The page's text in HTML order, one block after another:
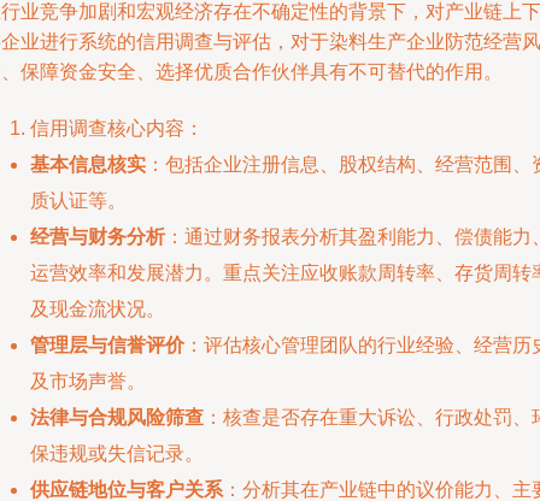
业竞争加剧和宏观经济存在不确定性的背景下，对产业链上下
业进行系统的信用调查与评估，对于染料生产企业防范经营风
保障资金安全、选择优质合作伙伴具有不可替代的作用。
信用调查核心内容：
基本信息核实 ：包括企业注册信息、股权结构、经营范围、
质认证等。
经营与财务分析：通过财务报表分析其盈利能力、偿债能力
运营效率和发展潜力。重点关注应收账款周转率、存货周转
及现金流状况。
管理层与信誉评价：评估核心管理团队的行业经验、经营历
及市场声誉。
法律与合规风险筛查 ：核查是否存在重大诉讼、行政处罚、
保违规或失信记录。
供应链地位与客户关系 ：分析其在产业链中的议价能力、主